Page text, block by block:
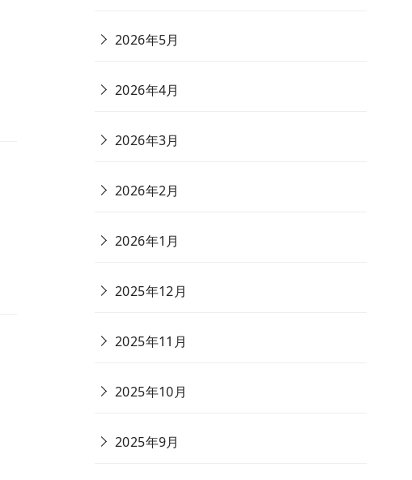
2026年5月
2026年4月
2026年3月
2026年2月
2026年1月
2025年12月
2025年11月
2025年10月
2025年9月